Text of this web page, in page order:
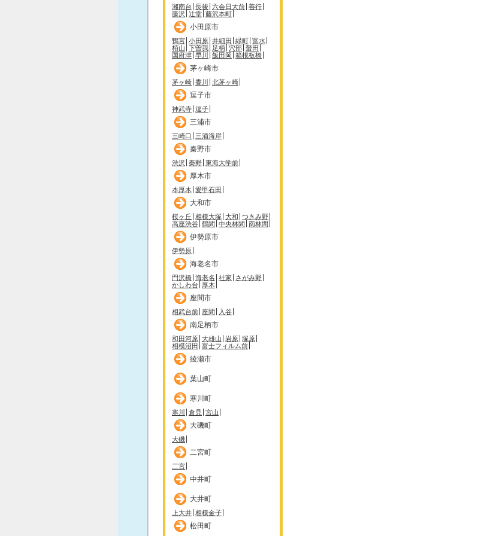
湘南台 長後 六会日大前 善行
藤沢 辻堂 藤沢本町
小田原市
鴨宮 小田原 井細田 緑町 富水
栢山 下曽我 足柄 穴部 螢田
国府津 早川 飯田岡 箱根板橋
茅ヶ崎市
茅ヶ崎 香川 北茅ヶ崎
逗子市
神武寺 逗子
三浦市
三崎口 三浦海岸
秦野市
渋沢 秦野 東海大学前
厚木市
本厚木 愛甲石田
大和市
桜ヶ丘 相模大塚 大和 つきみ野
高座渋谷 鶴間 中央林間 南林間
伊勢原市
伊勢原
海老名市
門沢橋 海老名 社家
さがみ野
かしわ台
厚木
座間市
相武台前 座間 入谷
南足柄市
和田河原 大雄山 岩原 塚原
相模沼田 富士フィルム前
綾瀬市
葉山町
寒川町
寒川 倉見 宮山
大磯町
大磯
二宮町
二宮
中井町
大井町
上大井 相模金子
松田町